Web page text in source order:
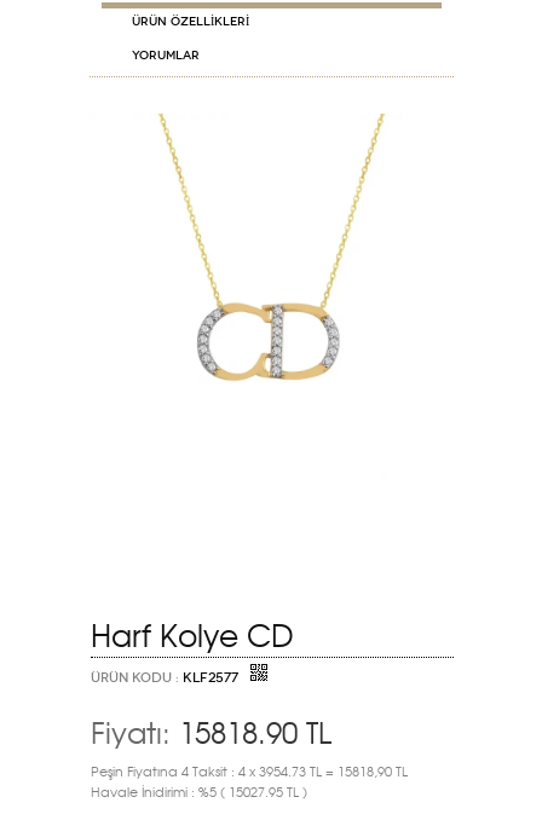
ÜRÜN ÖZELLİKLERİ
Yorumlar
Harf Kolye CD
ÜRÜN KODU : KLF2577
Fiyatı: 15818.90 TL
Peşin Fiyatına 4 Taksit : 4 x 3954.73 TL = 15818,90 TL
Havale İnidirimi : %5 ( 15027.95 TL )